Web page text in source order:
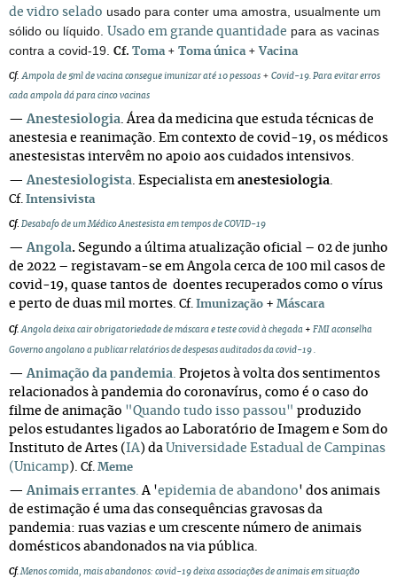
de vidro selado usado para conter uma amostra, usualmente um
sólido ou líquido.
Usado em grande quantidade para as vacinas
contra a covid-19.
Cf. Toma + Toma única + Vacina
Cf. Ampola de 5ml de vacina consegue imunizar até 10 pessoas + Covid-19. Para evitar erros
cada ampola dá para cinco vacinas
—Anestesiologia. Área da medicina que estuda técnicas de
anestesia e reanimação. Em contexto de covid-19, os médicos
anestesistas intervêm no apoio aos cuidados intensivos.
—Anestesiologista. Especialista em anestesiologia.
Cf. Intensivista
Cf. Desabafo de um Médico Anestesista em tempos de COVID-19
— Angola. Segundo a última atualização oficial – 02 de junho
de 2022 – registavam-se em Angola cerca de 100 mil casos de
covid-19, quase tantos de doentes recuperados como o vírus
e perto de duas mil mortes. Cf. Imunização + Máscara
Cf. Angola deixa cair obrigatoriedade de máscara e teste covid à chegada + FMI aconselha
Governo angolano a publicar relatórios de despesas auditados da covid-19 .
— Animação da pandemia. Projetos à volta dos sentimentos
relacionados à pandemia do coronavírus, como é o caso do
filme de animação "Quando tudo isso passou" produzido
pelos estudantes ligados ao Laboratório de Imagem e Som do
Instituto de Artes (IA) da Universidade Estadual de Campinas
(Unicamp). Cf. Meme
— Animais errantes. A 'epidemia de abandono' dos animais
de estimação é uma das consequências gravosas da
pandemia: ruas vazias e um crescente número de animais
domésticos abandonados na via pública.
Cf.Menos comida, mais abandonos: covid-19 deixa associações de animais em situação